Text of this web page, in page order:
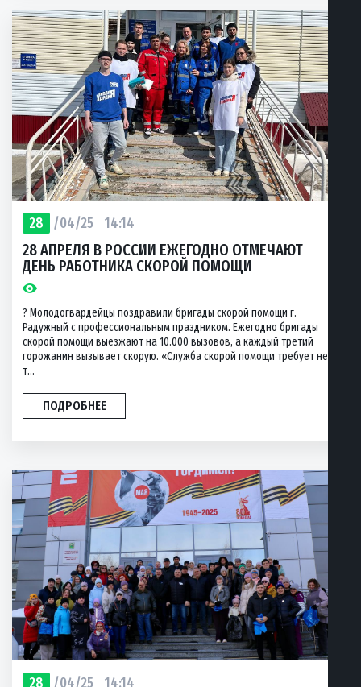
28 /04/25 14:14
28 АПРЕЛЯ В РОССИИ ЕЖЕГОДНО ОТМЕЧАЮТ
ДЕНЬ РАБОТНИКА СКОРОЙ ПОМОЩИ
? Молодогвардейцы поздравили бригады скорой помощи г.
Радужный с профессиональным праздником. Ежегодно бригады
скорой помощи выезжают на 10.000 вызовов, а каждый третий
горожанин вызывает скорую. «Служба скорой помощи требует не
т...
ПОДРОБНЕЕ
28 /04/25 14:14